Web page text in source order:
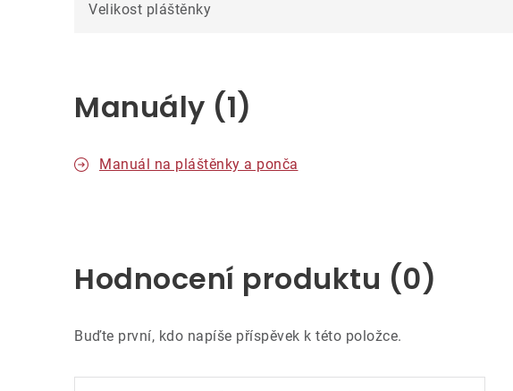
Velikost pláštěnky
Manuály (1)
Manuál na pláštěnky a ponča
Hodnocení produktu (0)
Buďte první, kdo napíše příspěvek k této položce.